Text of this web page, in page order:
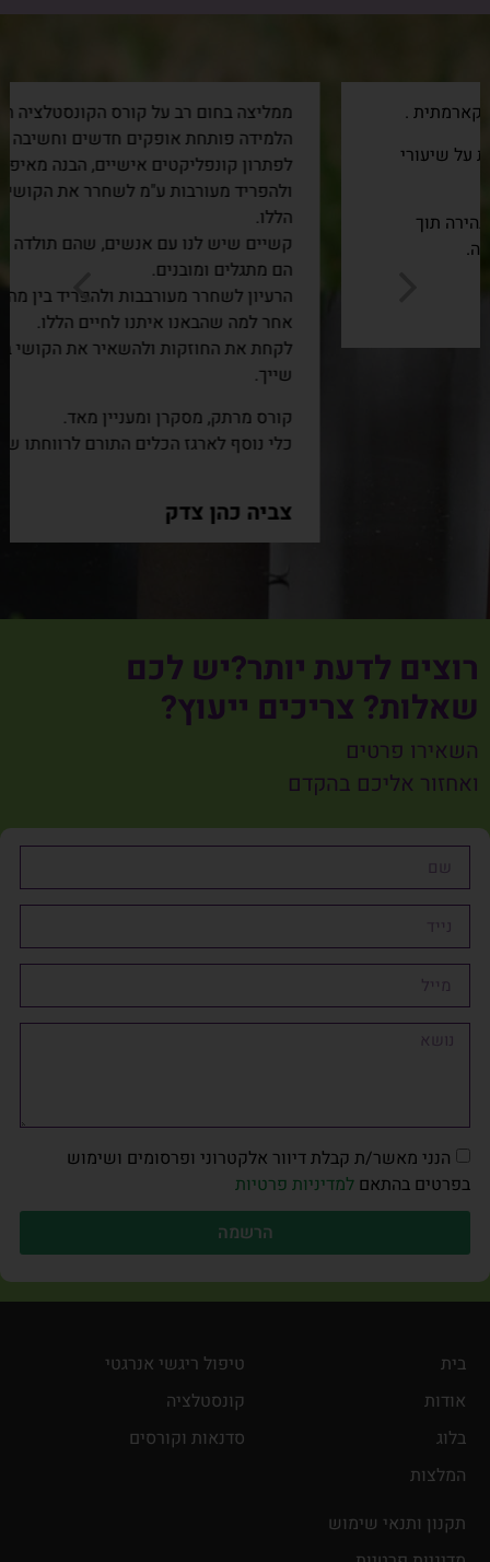
ממליצה בחום רב על קורס הקונסטלציה הקארמתית.
הלמידה פותחת אופקים חדשים וחשיבה אחרת ושונה
לפתרון קונפליקטים אישיים, הבנה מאיפה הם מגיעים
ולהפריד מעורבות ע"מ לשחרר את הקושי שהגיע לחיים
הללו.
קשיים שיש לנו עם אנשים, שהם תולדה של העבר, גם
הרעיון לשחרר מעורבבות ולהפריד בין מה שקרה בגלגול
אחר למה שהבאנו איתנו לחיים הללו.
לקחת את החוזקות ולהשאיר את הקושי במקום אליו הוא
קורס מרתק, מסקרן ומעניין מאד.
כלי נוסף לארגז הכלים התורם לרווחתו של האדם.
רוצים לדעת יותר?יש לכם
שאלות? צריכים ייעוץ?
השאירו פרטים
ואחזור אליכם בהקדם
הנני מאשר/ת קבלת דיוור אלקטרוני ופרסומים ושימוש
בפרטים בהתאם למדיניות פרטיות
הרשמה
בית
אודות
בלוג
המלצות
טיפול ריגשי אנרגטי
קונסטלציה
סדנאות וקורסים
תקנון ותנאי שימוש